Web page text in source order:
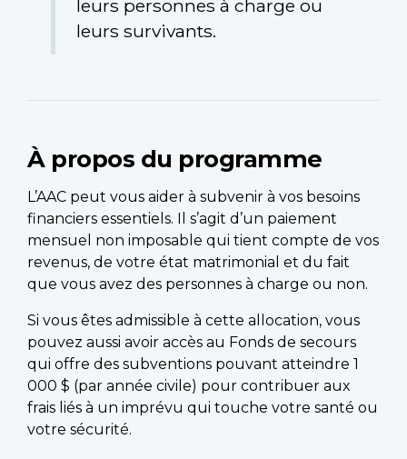
leurs personnes à charge ou
leurs survivants.
À propos du programme
L’AAC peut vous aider à subvenir à vos besoins
financiers essentiels. Il s’agit d’un paiement
mensuel non imposable qui tient compte de vos
revenus, de votre état matrimonial et du fait
que vous avez des personnes à charge ou non.
Si vous êtes admissible à cette allocation, vous
pouvez aussi avoir accès au Fonds de secours
qui offre des subventions pouvant atteindre 1
000 $ (par année civile) pour contribuer aux
frais liés à un imprévu qui touche votre santé ou
votre sécurité.